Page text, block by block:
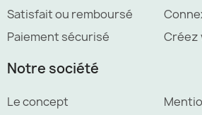
Satisfait ou remboursé
Paiement sécurisé
Créez
Notre société
Le concept